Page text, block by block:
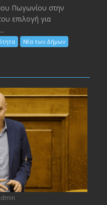
Πωγωνίου στην
επιλογή για
Νέα των Δήμων